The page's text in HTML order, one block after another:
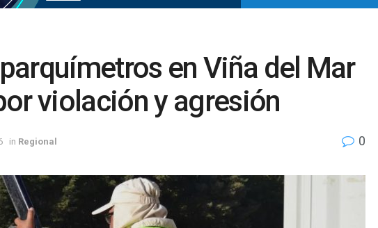
en Viña del Mar
violación y agresión
in Regional 0